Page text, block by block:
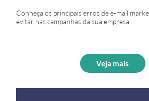
Conheça os principais erros de e-mail
evitar nas campanhas da sua empresa.
Veja mais